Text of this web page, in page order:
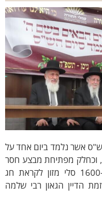
אשר נלמד ביום אחד על
מפתיחת מבצע חסר
תקדים של סיום הש"ס וחלוקת כ-1600 סלי מזון לקראת חג
הדיין הגאון רבי שלמה